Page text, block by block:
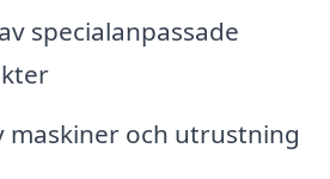
specialanpassade
maskiner och utrustning